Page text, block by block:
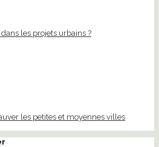
les projets urbains ?
les petites et moyennes villes